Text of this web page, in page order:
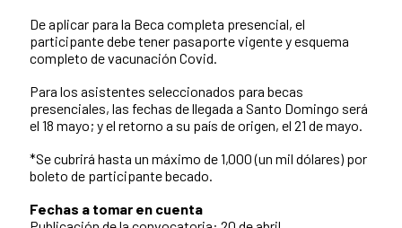
De aplicar para la Beca completa presencial, el
participante debe tener pasaporte vigente y esquema
completo de vacunación Covid.
Para los asistentes seleccionados para becas
presenciales, las fechas de llegada a Santo Domingo será
el 18 mayo; y el retorno a su país de origen, el 21 de mayo.
*Se cubrirá hasta un máximo de 1,000 (un mil dólares) por
boleto de participante becado.
Fechas a tomar en cuenta